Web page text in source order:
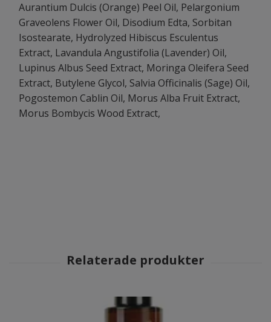
Aurantium Dulcis (Orange) Peel Oil, Pelargonium
Graveolens Flower Oil, Disodium Edta, Sorbitan
Isostearate, Hydrolyzed Hibiscus Esculentus
Extract, Lavandula Angustifolia (Lavender) Oil,
Lupinus Albus Seed Extract, Moringa Oleifera Seed
Extract, Butylene Glycol, Salvia Officinalis (Sage) Oil,
Pogostemon Cablin Oil, Morus Alba Fruit Extract,
Morus Bombycis Wood Extract,